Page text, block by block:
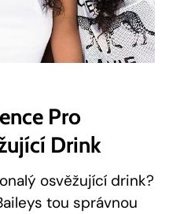
Pro
Drink
osvěžující drink?
tou správnou